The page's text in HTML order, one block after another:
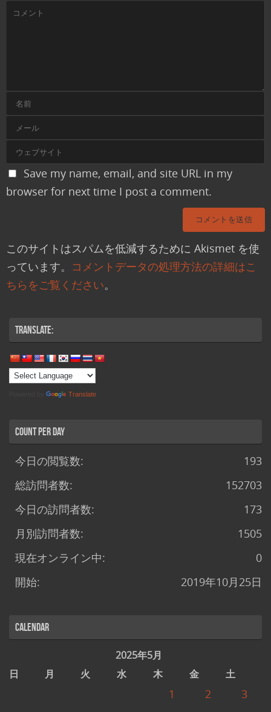
Save my name, email, and site URL in my
browser for next time I post a comment.
このサイトはスパムを低減するために Akismet を使
っています。
コメントデータの処理方法の詳細はこ
ちらをご覧ください。
Translate:
Translate
Count per Day
193
今日の閲覧数:
152703
総訪問者数:
173
今日の訪問者数:
1505
月別訪問者数:
0
現在オンライン中:
2019年10月25日
開始:
Calendar
2025年5月
日
月 火 水 木 金 土
1 2
3